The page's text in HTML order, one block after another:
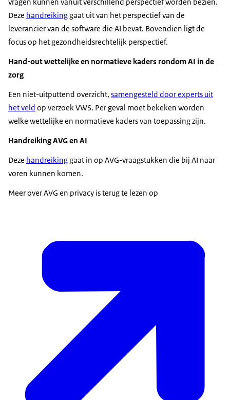
Deze handreikinggaat uit van het perspectief van de
leverancier van de software die AI bevat. Bovendien ligt de
focus op het gezondheidsrechtelijk perspectief.
Hand-out wettelijke en normatieve kaders rondom AI in de
zorg
Een niet-uitputtend overzicht, samengesteld door experts uit
het veld op verzoek VWS. Per geval moet bekeken worden
welke wettelijke en normatieve kaders van toepassing zijn.
Handreiking AVG en AI
Deze handreikinggaat in op AVG-vraagstukken die bij AI naar
voren kunnen komen.
Meer over AVG en privacy is terug te lezen op